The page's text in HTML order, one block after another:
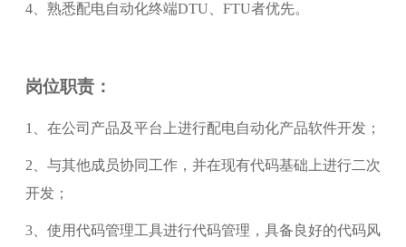
4、熟悉配电自动化终端DTU、FTU者优先。
岗位职责：
1、在公司产品及平台上进行配电自动化产品软件开发；
2、与其他成员协同工作，并在现有代码基础上进行二次
开发；
3、使用代码管理工具进行代码管理，具备良好的代码风